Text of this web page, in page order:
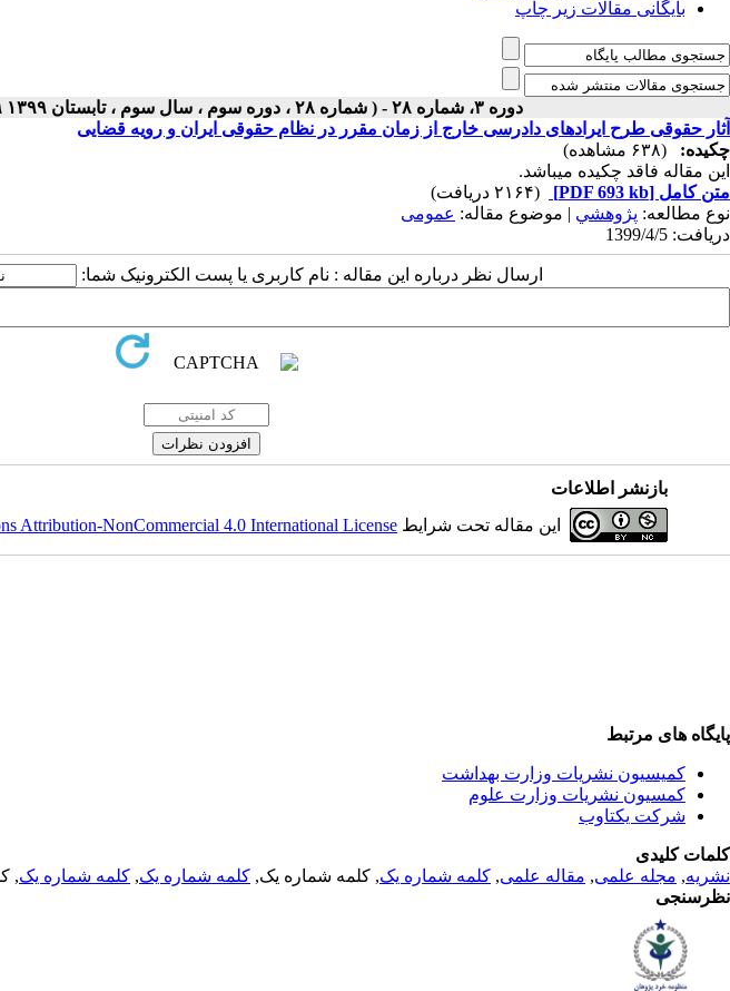
بایگانی مقالات زیر چاپ
دوره ۳، شماره ۲۸ - ( شماره ۲۸ ، دوره سوم ، سال سوم ، تابستان ۱۳۹۹ ۱۳۹۹ )
آثار حقوقی طرح ایرادهای دادرسی خارج از زمان مقرر در نظام حقوقی ایران و رویه قضایی
چکیده:
(۶۳۸ مشاهده)
این مقاله فاقد چکیده می​باشد.
متن کامل [PDF 693 kb]
(۲۱۶۴ دریافت)
نوع مطالعه: پژوهشي | موضوع مقاله: عمومى
دریافت: 1399/4/5
ارسال نظر درباره این مقاله : نام کاربری یا پست الکترونیک شما:
بازنشر اطلاعات
این مقاله تحت شرایط Attribution-NonCommercial 4.0 International License
پایگاه های مرتبط
کمیسیون نشریات وزارت بهداشت
کمسیون نشریات وزارت علوم
شرکت یکتاوب
کلمات کلیدی
نشریه, مجله علمی, مقاله علمی, کلمه شماره یک, کلمه شماره یک, کلمه شماره یک, کلمه شماره یک,
نظرسنجی